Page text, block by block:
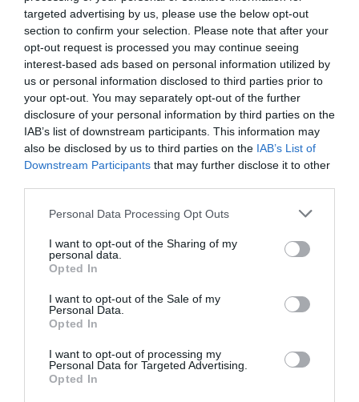
targeted advertising by us, please use the below opt-out
section to confirm your selection. Please note that after your
opt-out request is processed you may continue seeing
interest-based ads based on personal information utilized by
us or personal information disclosed to third parties prior to
your opt-out. You may separately opt-out of the further
disclosure of your personal information by third parties on the
IAB’s list of downstream participants. This information may
also be disclosed by us to third parties on the IAB’s List of
Downstream Participants that may further disclose it to other
Personal Data Processing Opt Outs
I want to opt-out of the Sharing of my
personal data.
Opted In
I want to opt-out of the Sale of my
Personal Data.
Opted In
I want to opt-out of processing my
Personal Data for Targeted Advertising.
Opted In
nuls…
RÉPONDRE
Alain45 a commenté :
4 février 2018 - 14 h 53
min
Volé récemment en biz avec Iberia.
Avoir des avions neufs, ok ! Mais un personnel plus impliqué
est essentiel.
c’est fait pour que le personnel en cabine soit tranquille le
besoins et son bien être.
On sent -un personnel âgé- aimable mais sans plus établi
Prestation très moyenne dans l’ensemble, ont une belle
marge de progrès !
Hâte de voler en A350 ! Devrai patienter, prochains vols